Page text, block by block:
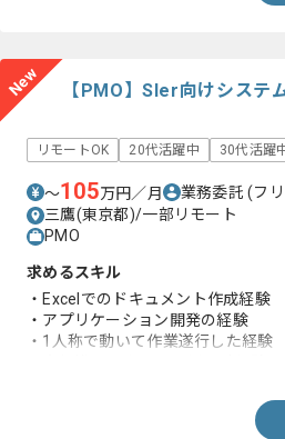
New 【PMO】SIer向けシステ
リモートOK 20代活躍中 30代活躍
〜105万円／月 業務委託(フ
三鷹(東京都)/一部リモート
PMO
求めるスキル
・Excelでのドキュメント作成経験
・アプリケーション開発の経験
・1人称で動いて作業遂行した経験